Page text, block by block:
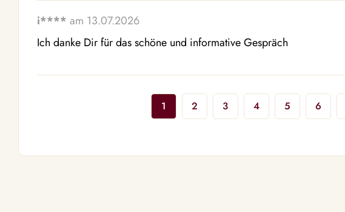
i**** am 13.07.2026
Ich danke Dir für das schöne und informative Gespräch
1 2 3 4 5 6